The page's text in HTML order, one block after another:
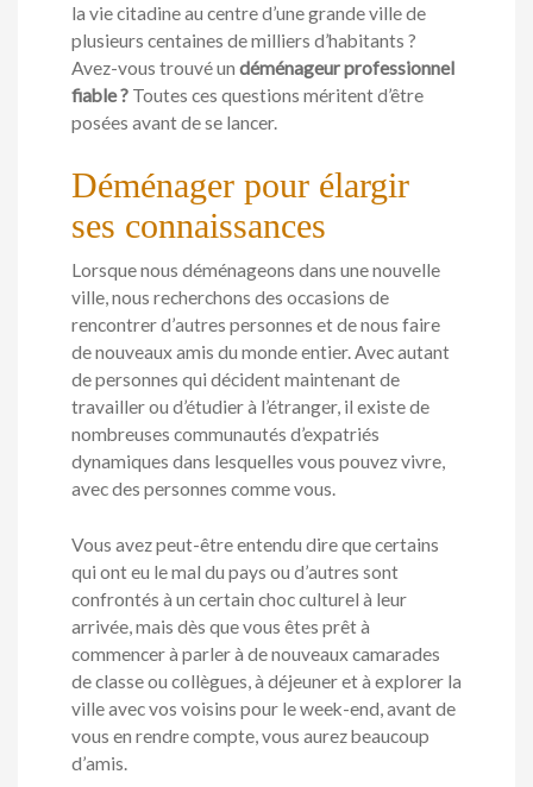
la vie citadine au centre d’une grande ville de
plusieurs centaines de milliers d’habitants ?
Avez-vous trouvé un déménageur professionnel
fiable ? Toutes ces questions méritent d’être
posées avant de se lancer.
Déménager pour élargir
ses connaissances
Lorsque nous déménageons dans une nouvelle
ville, nous recherchons des occasions de
rencontrer d’autres personnes et de nous faire
de nouveaux amis du monde entier. Avec autant
de personnes qui décident maintenant de
travailler ou d’étudier à l’étranger, il existe de
nombreuses communautés d’expatriés
dynamiques dans lesquelles vous pouvez vivre,
avec des personnes comme vous.
Vous avez peut-être entendu dire que certains
qui ont eu le mal du pays ou d’autres sont
confrontés à un certain choc culturel à leur
arrivée, mais dès que vous êtes prêt à
commencer à parler à de nouveaux camarades
de classe ou collègues, à déjeuner et à explorer la
ville avec vos voisins pour le week-end, avant de
vous en rendre compte, vous aurez beaucoup
d’amis.